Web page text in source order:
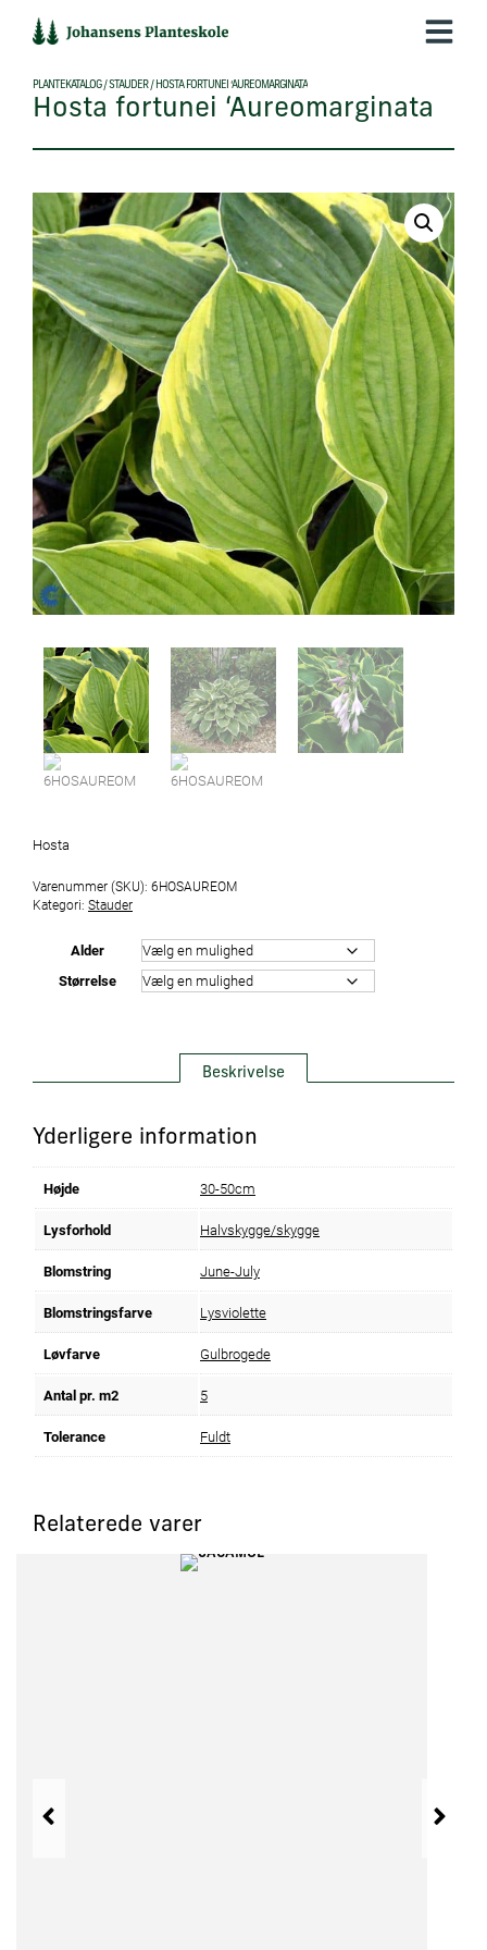
indholdet
PLANTEKATALOG/STAUDER/ HOSTA FORTUNEI ‘AUREOMARGINATA
Hosta fortunei ‘Aureomarginata
Hosta
Varenummer (SKU): 6HOSAUREOM
Kategori: Stauder
Alder
Størrelse
Beskrivelse
Yderligere information
Højde 30-50cm
Lysforhold Halvskygge/skygge
Blomstring June-July
Blomstringsfarve Lysviolette
Løvfarve Gulbrogede
Antal pr. m2 5
Tolerance Fuldt
Relaterede varer